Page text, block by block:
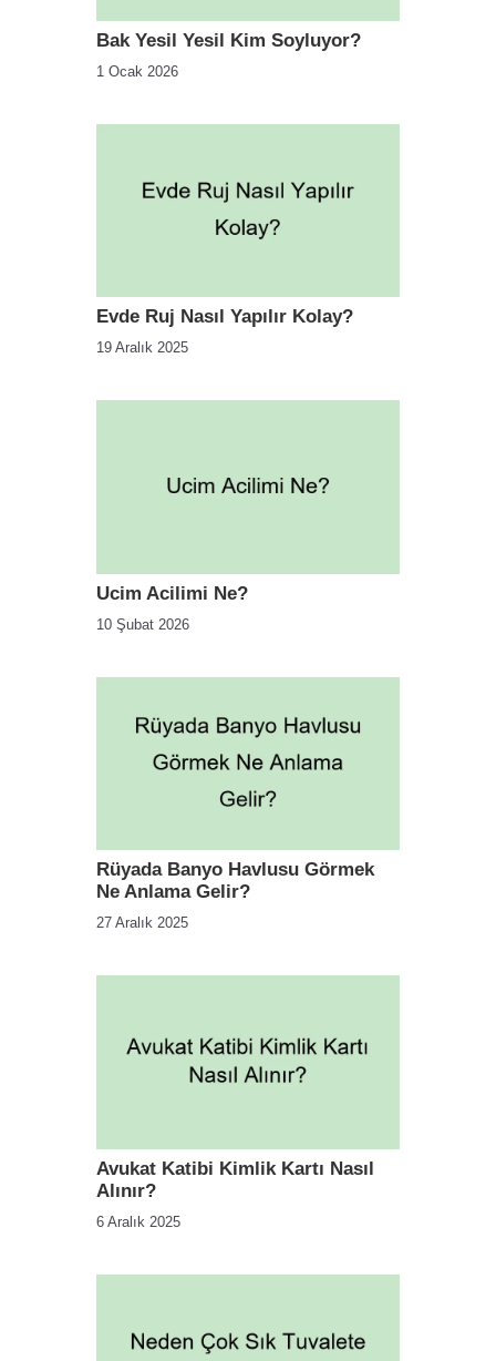
Bak Yesil Yesil Kim Soyluyor?
1 Ocak 2026
Evde Ruj Nasıl Yapılır Kolay?
19 Aralık 2025
Ucim Acilimi Ne?
10 Şubat 2026
Rüyada Banyo Havlusu Görmek
Ne Anlama Gelir?
27 Aralık 2025
Avukat Katibi Kimlik Kartı Nasıl
Alınır?
6 Aralık 2025